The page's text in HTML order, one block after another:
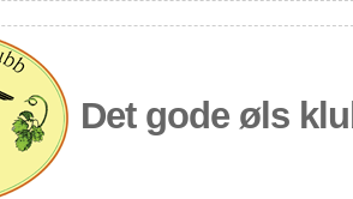
Det gode øls